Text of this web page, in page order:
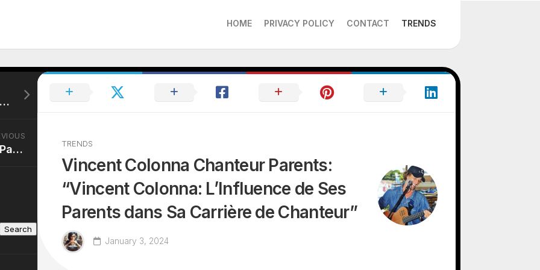
HOME PRIVACY POLICY CONTACT TRENDS
TRENDS
Vincent Colonna Chanteur Parents:
“Vincent Colonna: L’Influence de Ses
Parents dans Sa Carrière de Chanteur”
January 3, 2024
Jeanne Mas Jeune: “Jeanne Mas: Ses Années de Jeunesse et Son Impact sur la Scène Musicale”
Patrick Juvet Jeune: “Patrick Juvet dans Sa Jeunesse: Retour sur Ses Débuts et Son Ascension”
Search